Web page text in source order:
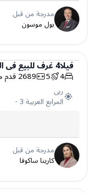
مدرجة من قبل
بول موسون
فيلا
فيلا4غرفللبيعفي
4
5
2689قدم
ربى
المرابع العربية 3 -
مدرجة من قبل
كارينا ساكوفا